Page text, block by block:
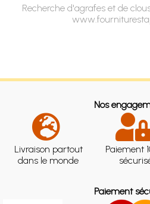
Recherche d'agrafes et de
Nos
Livraison partout
dans le monde
Paiement
Paiement